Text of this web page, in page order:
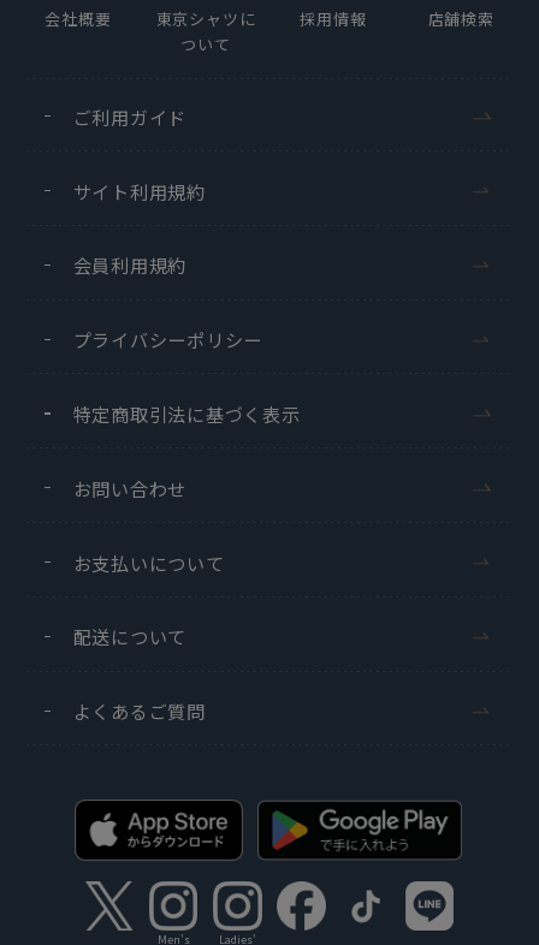
会社概要
東京シャツに
ついて
採用情報 店舗検索
ご利用ガイド
サイト利用規約
会員利用規約
プライバシーポリシー
特定商取引法に基づく表示
お問い合わせ
お支払いについて
配送について
よくあるご質問
Men's Ladies'